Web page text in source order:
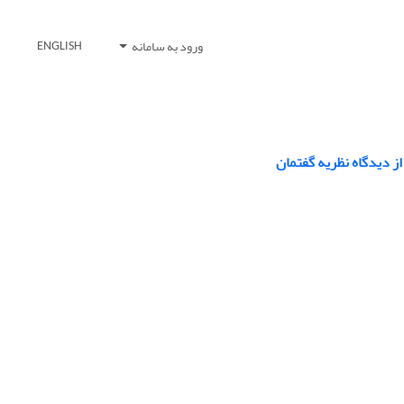
ورود به سامانه ENGLISH